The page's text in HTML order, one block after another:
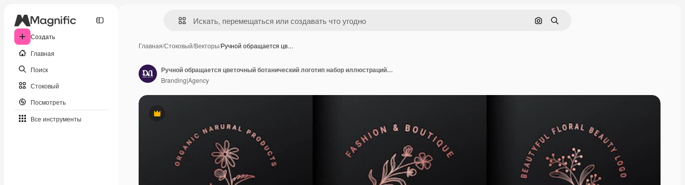
Создать
Главная
Поиск
Стоковый
Посмотреть
Все инструменты
Поиск по изображению
Поиск
Главная/Стоковый/Векторы/Ручной обращается цв…
Премиум
Ручной обращается цветочный ботанический логотип набор иллюстраций для красоты, натуральный, Премиум векторы
Branding|Agency